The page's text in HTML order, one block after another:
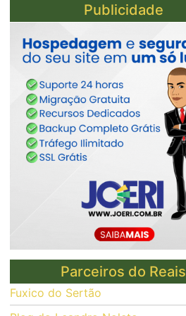
Publicidade
Parceiros do Reais
Fuxico do Sertão